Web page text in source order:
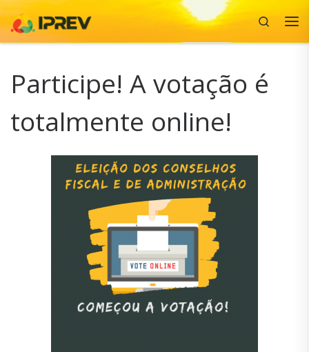
Skip to content
Search
Participe! A votação é
totalmente online!